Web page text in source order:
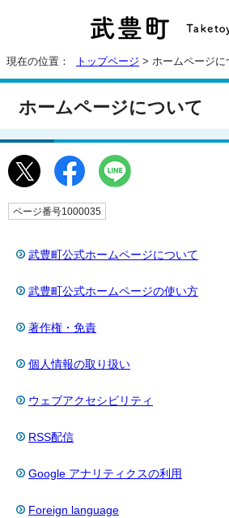
現在の位置： トップページ > ホームページに
ホームページについて
ページ番号1000035
武豊町公式ホームページについて
武豊町公式ホームページの使い方
著作権・免責
個人情報の取り扱い
ウェブアクセシビリティ
RSS配信
Google アナリティクスの利用
Foreign language